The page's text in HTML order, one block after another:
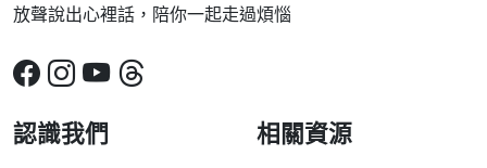
放聲說出心裡話，陪你一起走過煩惱
認識我們 相關資源